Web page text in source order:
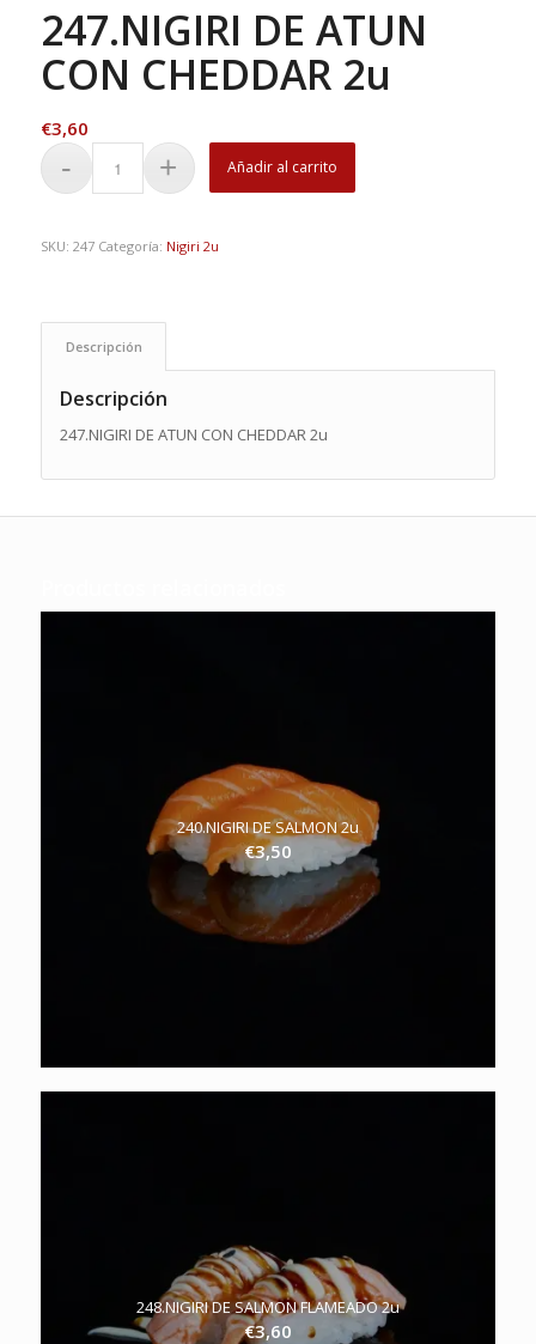
247.NIGIRI DE ATUN
CON CHEDDAR 2u
€3,60
Añadir al carrito
SKU: 247 Categoría: Nigiri 2u
Descripción
Descripción
247.NIGIRI DE ATUN CON CHEDDAR 2u
240.NIGIRI DE SALMON 2u
€3,50
248.NIGIRI DE SALMON FLAMEADO 2u
€3,60